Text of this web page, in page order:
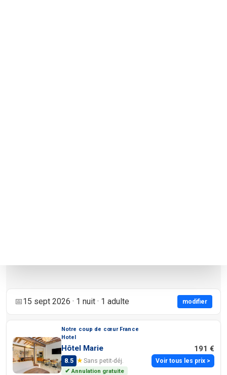
📅15 sept 2026 · 1 nuit · 1 adulte modifier
Notre coup de cœur France
Hotel
Hôtel Marie
8.5 ★Sans petit-déj.
✔ Annulation gratuite
191 €
Voir tous les prix >